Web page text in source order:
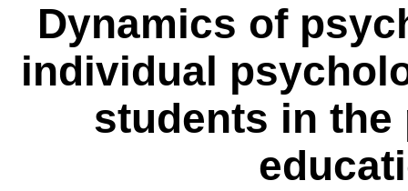
Dynamics of
individual
students in